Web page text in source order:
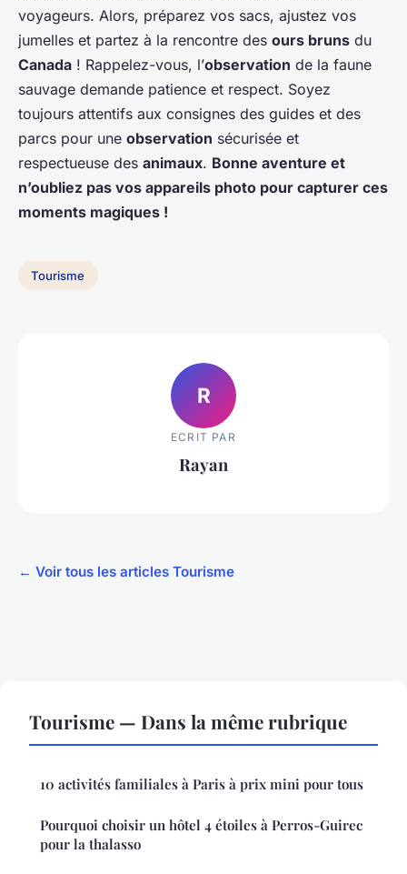
voyageurs. Alors, préparez vos sacs, ajustez vos
jumelles et partez à la rencontre des ours bruns du
Canada ! Rappelez-vous, l’observation de la faune
sauvage demande patience et respect. Soyez
toujours attentifs aux consignes des guides et des
parcs pour une observation sécurisée et
respectueuse des animaux. Bonne aventure et
n’oubliez pas vos appareils photo pour capturer ces
moments magiques !
Tourisme
R
ECRIT PAR
Rayan
← Voir tous les articles Tourisme
Tourisme — Dans la même rubrique
10 activités familiales à Paris à prix mini pour tous
Pourquoi choisir un hôtel 4 étoiles à Perros-Guirec
pour la thalasso